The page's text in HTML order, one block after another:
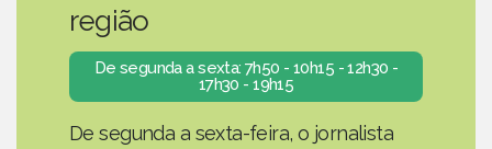
região
De segunda a sexta: 7h50 - 10h15 - 12h30 -
17h30 - 19h15
De segunda a sexta-feira, o jornalista